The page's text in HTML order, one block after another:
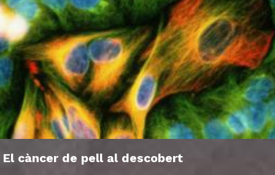
El càncer de pell al descobert